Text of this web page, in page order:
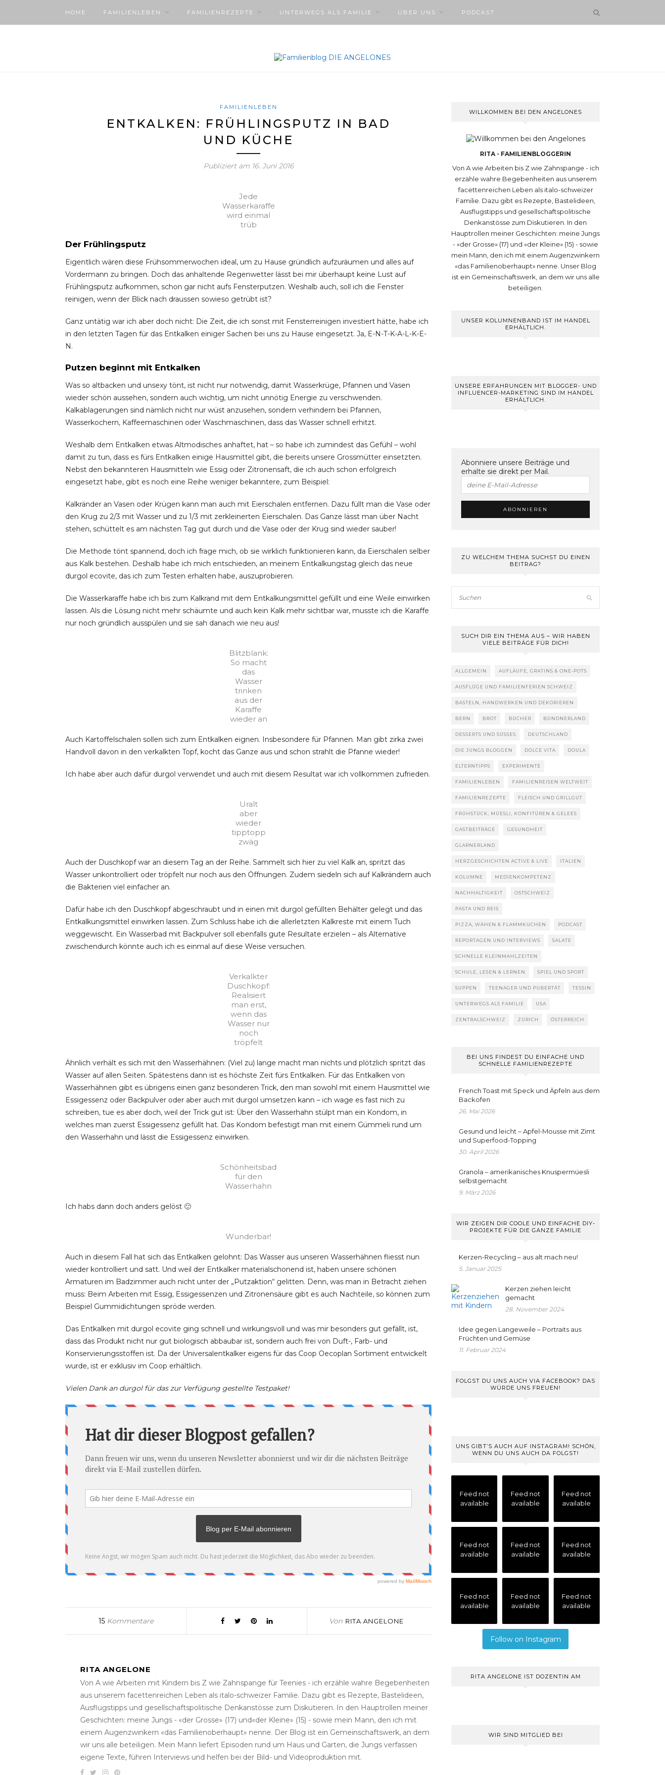
HOME FAMILIENLEBEN FAMILIENREZEPTE UNTERWEGS ALS FAMILIE ÜBER UNS PODCAST
FAMILIENLEBEN
ENTKALKEN: FRÜHLINGSPUTZ IN BAD
UND KÜCHE
Publiziert am 16. Juni 2016
Jede
Wasserkaraffe
wird einmal
trüb
Der Frühlingsputz
Eigentlich wären diese Frühsommerwochen ideal, um zu Hause gründlich aufzuräumen und alles auf
Vordermann zu bringen. Doch das anhaltende Regenwetter lässt bei mir überhaupt keine Lust auf
Frühlingsputz aufkommen, schon gar nicht aufs Fensterputzen. Weshalb auch, soll ich die Fenster
reinigen, wenn der Blick nach draussen sowieso getrübt ist?
Ganz untätig war ich aber doch nicht: Die Zeit, die ich sonst mit Fensterreinigen investiert hätte, habe ich
in den letzten Tagen für das Entkalken einiger Sachen bei uns zu Hause eingesetzt. Ja, E-N-T-K-A-L-K-E-
N.
Putzen beginnt mit Entkalken
Was so altbacken und unsexy tönt, ist nicht nur notwendig, damit Wasserkrüge, Pfannen und Vasen
wieder schön aussehen, sondern auch wichtig, um nicht unnötig Energie zu verschwenden.
Kalkablagerungen sind nämlich nicht nur wüst anzusehen, sondern verhindern bei Pfannen,
Wasserkochern, Kaffeemaschinen oder Waschmaschinen, dass das Wasser schnell erhitzt.
Weshalb dem Entkalken etwas Altmodisches anhaftet, hat – so habe ich zumindest das Gefühl – wohl
damit zu tun, dass es fürs Entkalken einige Hausmittel gibt, die bereits unsere Grossmütter einsetzten.
Nebst den bekannteren Hausmitteln wie Essig oder Zitronensaft, die ich auch schon erfolgreich
eingesetzt habe, gibt es noch eine Reihe weniger bekanntere, zum Beispiel:
Kalkränder an Vasen oder Krügen kann man auch mit Eierschalen entfernen. Dazu füllt man die Vase oder
den Krug zu 2/3 mit Wasser und zu 1/3 mit zerkleinerten Eierschalen. Das Ganze lässt man über Nacht
stehen, schüttelt es am nächsten Tag gut durch und die Vase oder der Krug sind wieder sauber!
Die Methode tönt spannend, doch ich frage mich, ob sie wirklich funktionieren kann, da Eierschalen selber
aus Kalk bestehen. Deshalb habe ich mich entschieden, an meinem Entkalkungstag gleich das neue
durgol ecovite, das ich zum Testen erhalten habe, auszuprobieren.
Die Wasserkaraffe habe ich bis zum Kalkrand mit dem Entkalkungsmittel gefüllt und eine Weile einwirken
lassen. Als die Lösung nicht mehr schäumte und auch kein Kalk mehr sichtbar war, musste ich die Karaffe
nur noch gründlich ausspülen und sie sah danach wie neu aus!
Blitzblank:
So macht
das
Wasser
trinken
aus der
Karaffe
wieder an
Auch Kartoffelschalen sollen sich zum Entkalken eignen. Insbesondere für Pfannen. Man gibt zirka zwei
Handvoll davon in den verkalkten Topf, kocht das Ganze aus und schon strahlt die Pfanne wieder!
Ich habe aber auch dafür durgol verwendet und auch mit diesem Resultat war ich vollkommen zufrieden.
Uralt
aber
wieder
tipptopp
zwäg
Auch der Duschkopf war an diesem Tag an der Reihe. Sammelt sich hier zu viel Kalk an, spritzt das
Wasser unkontrolliert oder tröpfelt nur noch aus den Öffnungen. Zudem siedeln sich auf Kalkrändern auch
die Bakterien viel einfacher an.
Dafür habe ich den Duschkopf abgeschraubt und in einen mit durgol gefüllten Behälter gelegt und das
Entkalkungsmittel einwirken lassen. Zum Schluss habe ich die allerletzten Kalkreste mit einem Tuch
weggewischt. Ein Wasserbad mit Backpulver soll ebenfalls gute Resultate erzielen – als Alternative
zwischendurch könnte auch ich es einmal auf diese Weise versuchen.
Verkalkter
Duschkopf:
Realisiert
man erst,
wenn das
Wasser nur
noch
tröpfelt
Ähnlich verhält es sich mit den Wasserhähnen: (Viel zu) lange macht man nichts und plötzlich spritzt das
Wasser auf allen Seiten. Spätestens dann ist es höchste Zeit fürs Entkalken. Für das Entkalken von
Wasserhähnen gibt es übrigens einen ganz besonderen Trick, den man sowohl mit einem Hausmittel wie
Essigessenz oder Backpulver oder aber auch mit durgol umsetzen kann – ich wage es fast nich zu
schreiben, tue es aber doch, weil der Trick gut ist: Über den Wasserhahn stülpt man ein Kondom, in
welches man zuerst Essigessenz gefüllt hat. Das Kondom befestigt man mit einem Gümmeli rund um
den Wasserhahn und lässt die Essigessenz einwirken.
Schönheitsbad
für den
Wasserhahn
Ich habs dann doch anders gelöst 🙂
Wunderbar!
Auch in diesem Fall hat sich das Entkalken gelohnt: Das Wasser aus unseren Wasserhähnen fliesst nun
wieder kontrolliert und satt. Und weil der Entkalker materialschonend ist, haben unsere schönen
Armaturen im Badzimmer auch nicht unter der „Putzaktion“ gelitten. Denn, was man in Betracht ziehen
muss: Beim Arbeiten mit Essig, Essigessenzen und Zitronensäure gibt es auch Nachteile, so können zum
Beispiel Gummidichtungen spröde werden.
Das Entkalken mit durgol ecovite ging schnell und wirkungsvoll und was mir besonders gut gefällt, ist,
dass das Produkt nicht nur gut biologisch abbaubar ist, sondern auch frei von Duft-, Farb- und
Konservierungsstoffen ist. Da der Universalentkalker eigens für das Coop Oecoplan Sortiment entwickelt
wurde, ist er exklusiv im Coop erhältlich.
Vielen Dank an durgol für das zur Verfügung gestellte Testpaket!
15Kommentare Von RITA ANGELONE
RITA ANGELONE
Von A wie Arbeiten mit Kindern bis Z wie Zahnspange für Teenies - ich erzähle wahre Begebenheiten
aus unserem facettenreichen Leben als italo-schweizer Familie. Dazu gibt es Rezepte, Bastelideen,
Ausflugstipps und gesellschaftspolitische Denkanstösse zum Diskutieren. In den Hauptrollen meiner
Geschichten: meine Jungs - «der Grosse» (17) und«der Kleine» (15) - sowie mein Mann, den ich mit
einem Augenzwinkern «das Familienoberhaupt» nenne. Der Blog ist ein Gemeinschaftswerk, an dem
wir uns alle beteiligen. Mein Mann liefert Episoden rund um Haus und Garten, die Jungs verfassen
eigene Texte, führen Interviews und helfen bei der Bild- und Videoproduktion mit.
WILLKOMMEN BEI DEN ANGELONES
RITA - FAMILIENBLOGGERIN
Von A wie Arbeiten bis Z wie Zahnspange - ich
erzähle wahre Begebenheiten aus unserem
facettenreichen Leben als italo-schweizer
Familie. Dazu gibt es Rezepte, Bastelideen,
Ausflugstipps und gesellschaftspolitische
Denkanstösse zum Diskutieren. In den
Hauptrollen meiner Geschichten: meine Jungs
- «der Grosse» (17) und «der Kleine» (15) - sowie
mein Mann, den ich mit einem Augenzwinkern
«das Familienoberhaupt» nenne. Unser Blog
ist ein Gemeinschaftswerk, an dem wir uns alle
beteiligen.
UNSER KOLUMNENBAND IST IM HANDEL
ERHÄLTLICH.
UNSERE ERFAHRUNGEN MIT BLOGGER- UND
INFLUENCER-MARKETING SIND IM HANDEL
ERHÄLTLICH.
Abonniere unsere Beiträge und
erhalte sie direkt per Mail.
ZU WELCHEM THEMA SUCHST DU EINEN
BEITRAG?
SUCH DIR EIN THEMA AUS – WIR HABEN
VIELE BEITRÄGE FÜR DICH!
ALLGEMEIN AUFLÄUFE, GRATINS & ONE-POTS
AUSFLÜGE UND FAMILIENFERIEN SCHWEIZ
BASTELN, HANDWERKEN UND DEKORIEREN
BERN BROT BÜCHER BÜNDNERLAND
DESSERTS UND SÜSSES DEUTSCHLAND
DIE JUNGS BLOGGEN DOLCE VITA DOULA
ELTERNTIPPS EXPERIMENTE
FAMILIENLEBEN FAMILIENREISEN WELTWEIT
FAMILIENREZEPTE FLEISCH UND GRILLGUT
FRÜHSTÜCK, MÜESLI, KONFITÜREN & GELEES
GASTBEITRÄGE GESUNDHEIT
GLARNERLAND
HERZGESCHICHTEN ACTIVE & LIVE ITALIEN
KOLUMNE MEDIENKOMPETENZ
NACHHALTIGKEIT OSTSCHWEIZ
PASTA UND REIS
PIZZA, WÄHEN & FLAMMKUCHEN PODCAST
REPORTAGEN UND INTERVIEWS SALATE
SCHNELLE KLEINMAHLZEITEN
SCHULE, LESEN & LERNEN SPIEL UND SPORT
SUPPEN TEENAGER UND PUBERTÄT TESSIN
UNTERWEGS ALS FAMILIE USA
ZENTRALSCHWEIZ ZÜRICH ÖSTERREICH
BEI UNS FINDEST DU EINFACHE UND
SCHNELLE FAMILIENREZEPTE
French Toast mit Speck und Äpfeln aus dem
Backofen
26. Mai 2026
Gesund und leicht – Apfel-Mousse mit Zimt
und Superfood-Topping
30. April 2026
Granola – amerikanisches Knuspermüesli
selbstgemacht
9. März 2026
WIR ZEIGEN DIR COOLE UND EINFACHE DIY-
PROJEKTE FÜR DIE GANZE FAMILIE
Kerzen-Recycling – aus alt mach neu!
5. Januar 2025
Kerzen ziehen leicht
gemacht
28. November 2024
Idee gegen Langeweile – Portraits aus
Früchten und Gemüse
11. Februar 2024
FOLGST DU UNS AUCH VIA FACEBOOK? DAS
WÜRDE UNS FREUEN!
UNS GIBT’S AUCH AUF INSTAGRAM! SCHÖN,
WENN DU UNS AUCH DA FOLGST!
Feed not
available
Feed not
available
Feed not
available
Feed not
available
Feed not
available
Feed not
available
Feed not
available
Feed not
available
Feed not
available
Follow on Instagram
RITA ANGELONE IST DOZENTIN AM
WIR SIND MITGLIED BEI